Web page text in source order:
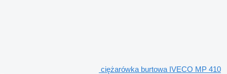
ciężarówka burtowa IVECO MP 410